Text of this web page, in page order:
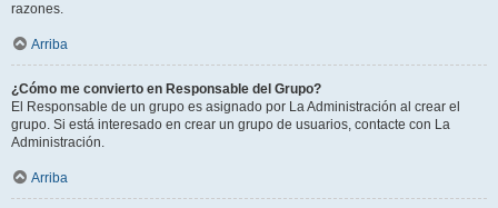
razones.
Arriba
¿Cómo me convierto en Responsable del Grupo?
El Responsable de un grupo es asignado por La Administración al crear el
grupo. Si está interesado en crear un grupo de usuarios, contacte con La
Administración.
Arriba